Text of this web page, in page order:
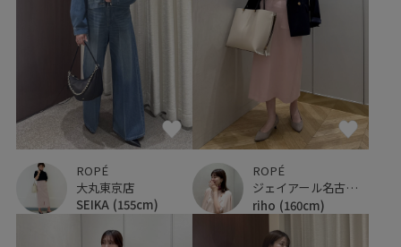
ROPÉ
大丸東京店
SEIKA (155cm)
ROPÉ
ジェイアール名古屋タカシマヤ
riho (160cm)